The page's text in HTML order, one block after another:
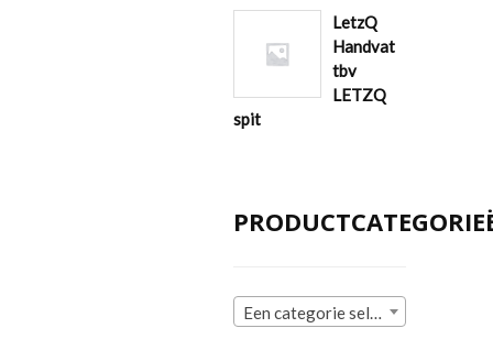
LetzQ
Handvat
tbv
LETZQ
spit
Een categorie selecteren